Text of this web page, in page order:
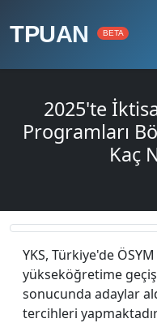
TPUAN BETA
2025'te
Programları
Kaç
YKS, Türkiye'de
yükseköğretime geçiş
sonucunda adaylar
tercihleri